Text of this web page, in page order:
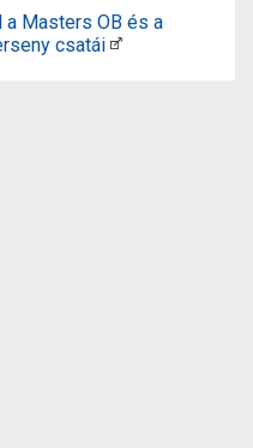
Masters OB és a
csatái